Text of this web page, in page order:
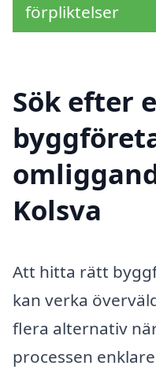
förpliktelser
Sök efter
Kolsva
Att hitta rätt
kan verka
flera alternativ
processen